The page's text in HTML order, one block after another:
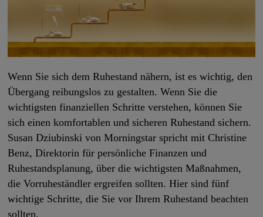
Wenn Sie sich dem Ruhestand nähern, ist es wichtig, den
Übergang reibungslos zu gestalten. Wenn Sie die
wichtigsten finanziellen Schritte verstehen, können Sie
sich einen komfortablen und sicheren Ruhestand sichern.
Susan Dziubinski von Morningstar spricht mit Christine
Benz, Direktorin für persönliche Finanzen und
Ruhestandsplanung, über die wichtigsten Maßnahmen,
die Vorruheständler ergreifen sollten. Hier sind fünf
wichtige Schritte, die Sie vor Ihrem Ruhestand beachten
sollten.